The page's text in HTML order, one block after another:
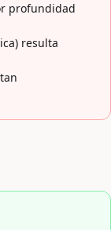
profundidad
resulta